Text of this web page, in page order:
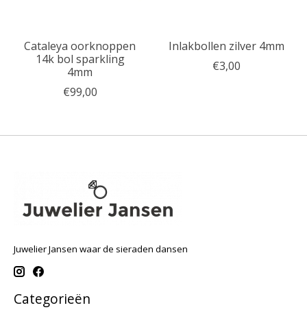
Cataleya oorknoppen
14k bol sparkling
4mm
€99,00
Inlakbollen zilver 4mm
€3,00
Juwelier Jansen waar de sieraden dansen
Categorieën